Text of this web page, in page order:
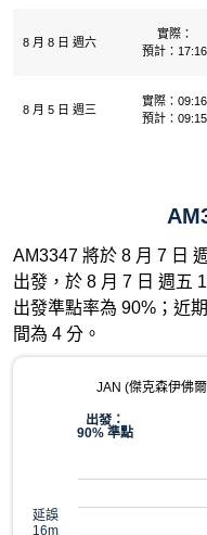
8 月 8 日 週六
實際：
預計：17:16
8 月 5 日 週三
實際：09:16
預計：09:15
AM3347 將於 8 月 7 日
出發，於 8 月 7 日 週五
出發準點率為 90%；近
間為 4 分。
JAN (傑克森伊佛
出發：
90% 準點
延誤
16m